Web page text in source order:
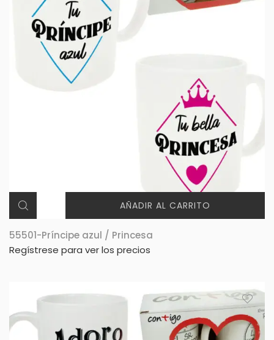
AÑADIR AL CARRITO
55501-Príncipe azul / Princesa
Regístrese para ver los precios